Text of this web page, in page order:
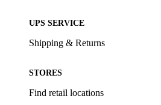
UPS SERVICE
Shipping & Returns
STORES
Find retail locations